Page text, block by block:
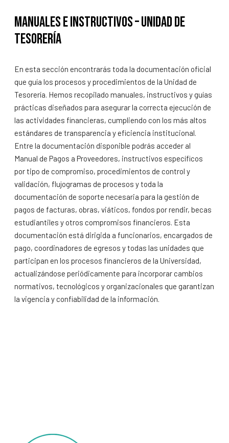
Manuales e instructivos – Unidad de
Tesorería
En esta sección encontrarás toda la documentación oficial
que guía los procesos y procedimientos de la Unidad de
Tesorería. Hemos recopilado manuales, instructivos y guías
prácticas diseñados para asegurar la correcta ejecución de
las actividades financieras, cumpliendo con los más altos
estándares de transparencia y eficiencia institucional.
Entre la documentación disponible podrás acceder al
Manual de Pagos a Proveedores, instructivos específicos
por tipo de compromiso, procedimientos de control y
validación, flujogramas de procesos y toda la
documentación de soporte necesaria para la gestión de
pagos de facturas, obras, viáticos, fondos por rendir, becas
estudiantiles y otros compromisos financieros. Esta
documentación está dirigida a funcionarios, encargados de
pago, coordinadores de egresos y todas las unidades que
participan en los procesos financieros de la Universidad,
actualizándose periódicamente para incorporar cambios
normativos, tecnológicos y organizacionales que garantizan
la vigencia y confiabilidad de la información.